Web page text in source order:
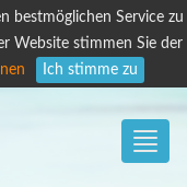
bestmöglichen Service zu
Website stimmen Sie der
Ich stimme zu
Toggle